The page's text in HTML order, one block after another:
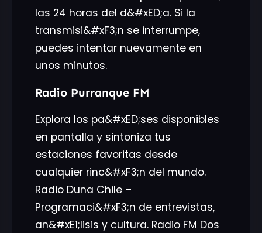
las 24 horas del d&#xED;a. Si la
transmisi&#xF3;n se interrumpe,
puedes intentar nuevamente en
unos minutos.
Radio Purranque FM
Explora los pa&#xED;ses disponibles
en pantalla y sintoniza tus
estaciones favoritas desde
cualquier rinc&#xF3;n del mundo.
Radio Duna Chile –
Programaci&#xF3;n de entrevistas,
an&#xE1;lisis y cultura. Radio FM Dos